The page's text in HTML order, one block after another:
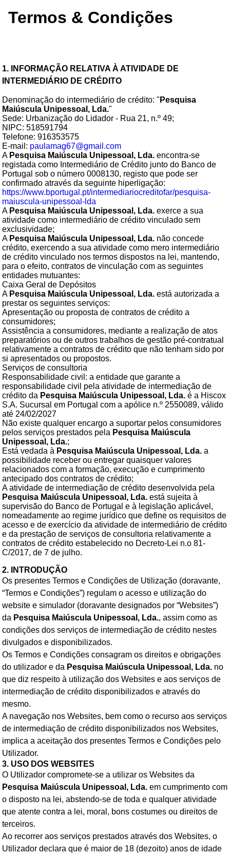
Termos & Condições
1. INFORMAÇÃO RELATIVA À ATIVIDADE DE
INTERMEDIÁRIO DE CRÉDITO
Denominação do intermediário de crédito: " Pesquisa
Maiúscula Unipessoal, Lda."
Sede: Urbanização do Lidador - Rua 21, n.º 49;
NIPC: 518591794
Telefone: 916353575
E-mail: paulamag67@gmail.com
A Pesquisa Maiúscula Unipessoal, Lda. encontra-se
registada como Intermediário de Crédito junto do Banco de
Portugal sob o número 0008130, registo que pode ser
confirmado através da seguinte hiperligação:
https://www.bportugal.pt/intermediariocreditofar/pesquisa-
maiuscula-unipessoal-lda
A Pesquisa Maiúscula Unipessoal, Lda. exerce a sua
atividade como intermediário de crédito vinculado sem
exclusividade;
A Pesquisa Maiúscula Unipessoal, Lda. não concede
crédito, exercendo a sua atividade como mero intermediário
de crédito vinculado nos termos dispostos na lei, mantendo,
para o efeito, contratos de vinculação com as seguintes
entidades mutuantes:
Caixa Geral de Depósitos
A Pesquisa Maiúscula Unipessoal, Lda. está autorizada a
prestar os seguintes serviços:
Apresentação ou proposta de contratos de crédito a
consumidores;
Assistência a consumidores, mediante a realização de atos
preparatórios ou de outros trabalhos de gestão pré-contratual
relativamente a contratos de crédito que não tenham sido por
si apresentados ou propostos.
Serviços de consultoria
Responsabilidade civil: a entidade que garante a
responsabilidade civil pela atividade de intermediação de
crédito da Pesquisa Maiúscula Unipessoal, Lda. é a Hiscox
S.A. Sucursal em Portugal com a apólice n.º 2550089, válido
até 24/02/2027
Não existe qualquer encargo a suportar pelos consumidores
pelos serviços prestados pela Pesquisa Maiúscula
Unipessoal, Lda.;
Está vedada à Pesquisa Maiúscula Unipessoal, Lda. a
possibilidade receber ou entregar quaisquer valores
relacionados com a formação, execução e cumprimento
antecipado dos contratos de crédito;
A atividade de intermediação de crédito desenvolvida pela
Pesquisa Maiúscula Unipessoal, Lda. está sujeita à
supervisão do Banco de Portugal e à legislação aplicável,
nomeadamente ao regime jurídico que define os requisitos de
acesso e de exercício da atividade de intermediário de crédito
e da prestação de serviços de consultoria relativamente a
contratos de crédito estabelecido no Decreto-Lei n.o 81-
C/2017, de 7 de julho.
2. INTRODUÇÃO
Os presentes Termos e Condições de Utilização (doravante,
“Termos e Condições”) regulam o acesso e utilização do
website e simulador (doravante designados por “Websites”)
da Pesquisa Maiúscula Unipessoal, Lda., assim como as
condições dos serviços de intermediação de crédito nestes
divulgados e disponibilizados.
Os Termos e Condições consagram os direitos e obrigações
do utilizador e da Pesquisa Maiúscula Unipessoal, Lda. no
que diz respeito à utilização dos Websites e aos serviços de
intermediação de crédito disponibilizados e através do
mesmo.
A navegação nos Websites, bem como o recurso aos serviços
de intermediação de crédito disponibilizados nos Websites,
implica a aceitação dos presentes Termos e Condições pelo
Utilizador.
3. USO DOS WEBSITES
O Utilizador compromete-se a utilizar os Websites da
Pesquisa Maiúscula Unipessoal, Lda. em cumprimento com
o disposto na lei, abstendo-se de toda e qualquer atividade
que atente contra a lei, moral, bons costumes ou direitos de
terceiros.
Ao recorrer aos serviços prestados através dos Websites, o
Utilizador declara que é maior de 18 (dezoito) anos de idade